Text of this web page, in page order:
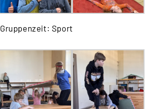
Gruppenzeit: Sport